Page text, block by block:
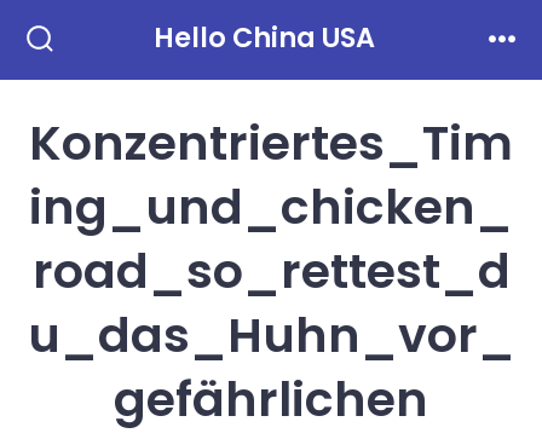
Toggle
Hello China USA
Konzentriertes_Tim
ing_und_chicken_
road_so_rettest_d
u_das_Huhn_vor_
gefährlichen